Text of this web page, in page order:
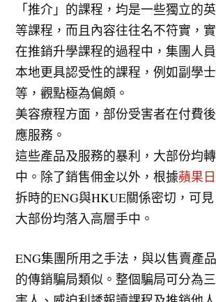
「推介」的課程，均是一些獨立的
等課程，而且內容往往名不符實，
在推銷升學課程的過程中，集團人
本地更具認受性的課程，例如副學
等，觀點極為偏頗。
美容療程方面，部份受害者在付費
應服務。
這些產品及服務的暴利，大部份均
中。除了銷售佣金以外，根據蘋果
拆時的ENG與HKUE關係密切，可
大部份均落入高層手中。
ENG集團所用之手法，與以售賣產
的傳銷騙局類似。整個騙局可分為